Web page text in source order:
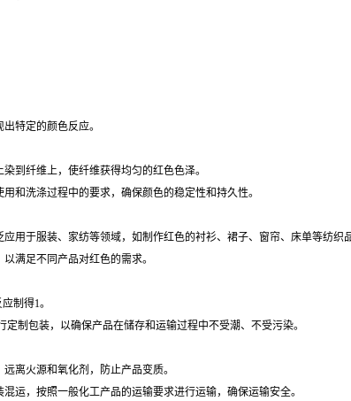
特定的颜色反应。
到纤维上，使纤维获得均匀的红色色泽。
和洗涤过程中的要求，确保颜色的稳定性和持久性。
用于服装、家纺等领域，如制作红色的衬衫、裙子、窗帘、床单等纺织
满足不同产品对红色的需求。
应制得1。
制包装，以确保产品在储存和运输过程中不受潮、不受污染。
离火源和氧化剂，防止产品变质。
运，按照一般化工产品的运输要求进行运输，确保运输安全。